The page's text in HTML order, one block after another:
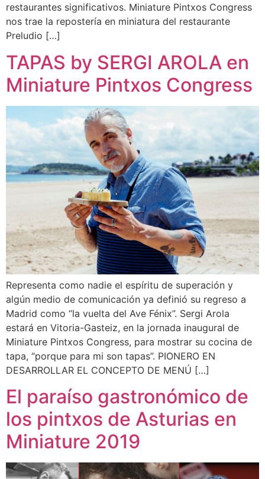
restaurantes significativos. Miniature Pintxos Congress
nos trae la repostería en miniatura del restaurante
Preludio […]
TAPAS by SERGI AROLA en
Miniature Pintxos Congress
Representa como nadie el espíritu de superación y
algún medio de comunicación ya definió su regreso a
Madrid como “la vuelta del Ave Fénix”. Sergi Arola
estará en Vitoria-Gasteiz, en la jornada inaugural de
Miniature Pintxos Congress, para mostrar su cocina de
tapa, “porque para mi son tapas”. PIONERO EN
DESARROLLAR EL CONCEPTO DE MENÚ […]
El paraíso gastronómico de
los pintxos de Asturias en
Miniature 2019